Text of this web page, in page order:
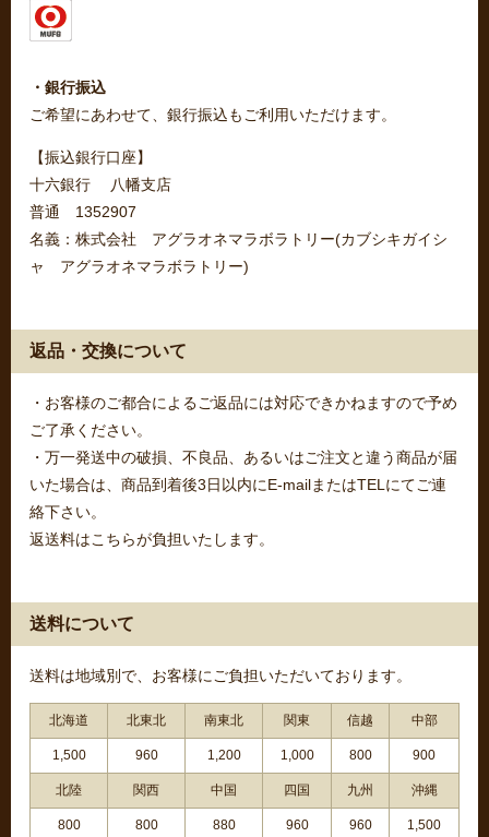
・銀行振込
ご希望にあわせて、銀行振込もご利用いただけます。
【振込銀行口座】
十六銀行 八幡支店
普通 1352907
名義：株式会社 アグラオネマラボラトリー(カブシキガイシ
ャ アグラオネマラボラトリー)
返品・交換について
・お客様のご都合によるご返品には対応できかねますので予め
ご了承ください。
・万一発送中の破損、不良品、あるいはご注文と違う商品が届
いた場合は、商品到着後3日以内にE-mailまたはTELにてご連
絡下さい。
返送料はこちらが負担いたします。
送料について
送料は地域別で、お客様にご負担いただいております。
北海道 北東北 南東北 関東 信越 中部
1,500 960 1,200 1,000 800 900
北陸 関西 中国 四国 九州 沖縄
800 800 880 960 960 1,500